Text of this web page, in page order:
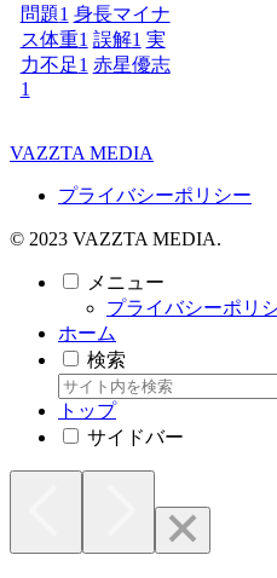
問題1 身長マイナ
ス体重1 誤解1 実
力不足1 赤星優志
1
VAZZTA MEDIA
プライバシーポリシー
© 2023 VAZZTA MEDIA.
メニュー
プライバシーポリ
ホーム
検索
トップ
サイドバー